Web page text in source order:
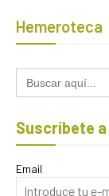
Hemeroteca
Buscar:
Suscríbete
Email